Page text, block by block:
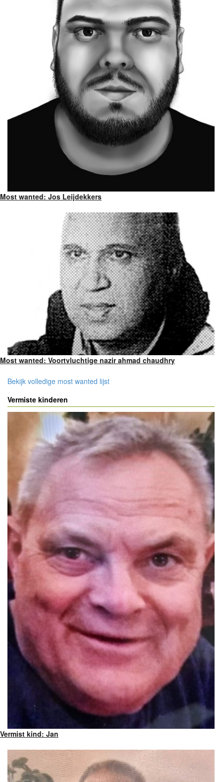
Most wanted: Jos Leijdekkers
Most wanted: Voortvluchtige nazir ahmad chaudhry
Bekijk volledige most wanted lijst
Vermiste kinderen
Vermist kind: Jan